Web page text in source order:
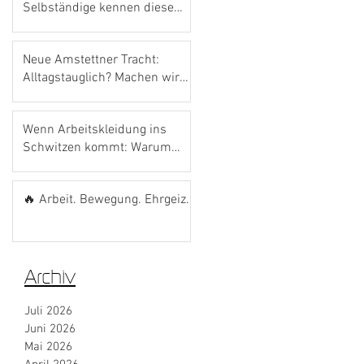
Selbständige kennen diese
Neue Amstettner Tracht:
Alltagstauglich? Machen wir
Wenn Arbeitskleidung ins
Schwitzen kommt: Warum
Unterschied macht
🔥 Arbeit. Bewegung. Ehrgeiz.
Archiv
Juli 2026
Juni 2026
Mai 2026